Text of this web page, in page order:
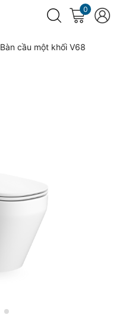
0
Bàn cầu một khối V68